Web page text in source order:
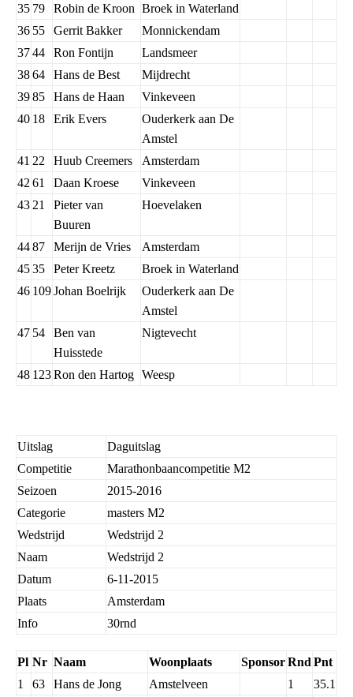
35 79 Robin de Kroon Broek in Waterland
36 55 Gerrit Bakker
Monnickendam
3744 Ron Fontijn
Landsmeer
3864 Hans de Best
Mijdrecht
3985 Hans de Haan
Vinkeveen
40 18 Erik Evers
Ouderkerk aan De
Amstel
41 22 Huub Creemers
Amsterdam
42 61 Daan Kroese
Vinkeveen
43 21
Pieter van
Buuren
Hoevelaken
4487 Merijn de Vries
Amsterdam
4535 Peter Kreetz
Broek in Waterland
46 109Johan Boelrijk
Ouderkerk aan De
Amstel
47 54
Ben van
Huisstede
Nigtevecht
48 123Ron den Hartog Weesp
Uitslag
Daguitslag
Competitie
Marathonbaancompetitie M2
Seizoen
2015-2016
Categorie
masters M2
Wedstrijd
Wedstrijd 2
Naam
Wedstrijd 2
Datum
6-11-2015
Plaats
Amsterdam
Info
30rnd
Pl Nr Naam Woonplaats SponsorRnd Pnt
1
63 Hans de Jong Amstelveen 1
35.1